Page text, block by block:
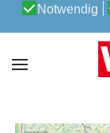
Notwendig